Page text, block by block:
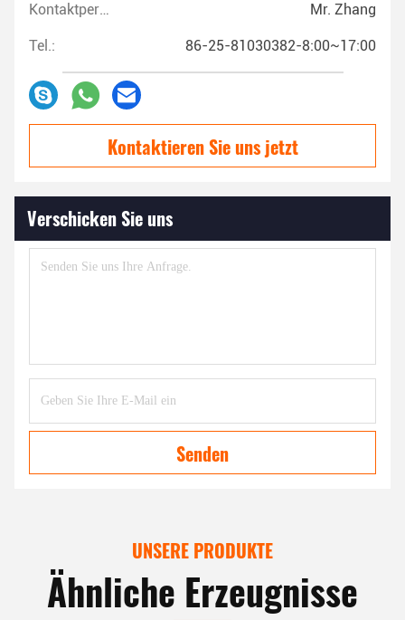
Kontaktpersonen: Mr. Zhang
Tel.: 86-25-81030382-8:00~17:00
Kontaktieren Sie uns jetzt
Verschicken Sie uns
Senden
UNSERE PRODUKTE
Ähnliche Erzeugnisse